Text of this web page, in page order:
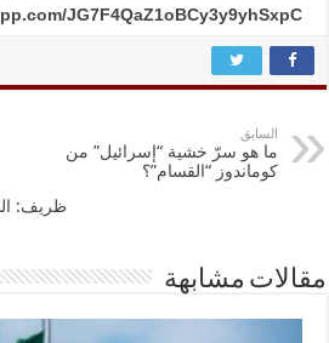
JG7F4QaZ1oBCy3y9yhSxpC
السابق
ما هو سرّ خشية “إسرائيل” من
كوماندوز “القسام”؟
ظريف:
مقالات مشابهة